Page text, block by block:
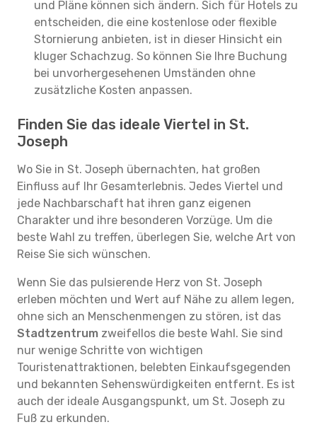
und Pläne können sich ändern. Sich für Hotels zu
entscheiden, die eine kostenlose oder flexible
Stornierung anbieten, ist in dieser Hinsicht ein
kluger Schachzug. So können Sie Ihre Buchung
bei unvorhergesehenen Umständen ohne
zusätzliche Kosten anpassen.
Finden Sie das ideale Viertel in St.
Joseph
Wo Sie in St. Joseph übernachten, hat großen
Einfluss auf Ihr Gesamterlebnis. Jedes Viertel und
jede Nachbarschaft hat ihren ganz eigenen
Charakter und ihre besonderen Vorzüge. Um die
beste Wahl zu treffen, überlegen Sie, welche Art von
Reise Sie sich wünschen.
Wenn Sie das pulsierende Herz von St. Joseph
erleben möchten und Wert auf Nähe zu allem legen,
ohne sich an Menschenmengen zu stören, ist das
Stadtzentrum zweifellos die beste Wahl. Sie sind
nur wenige Schritte von wichtigen
Touristenattraktionen, belebten Einkaufsgegenden
und bekannten Sehenswürdigkeiten entfernt. Es ist
auch der ideale Ausgangspunkt, um St. Joseph zu
Fuß zu erkunden.